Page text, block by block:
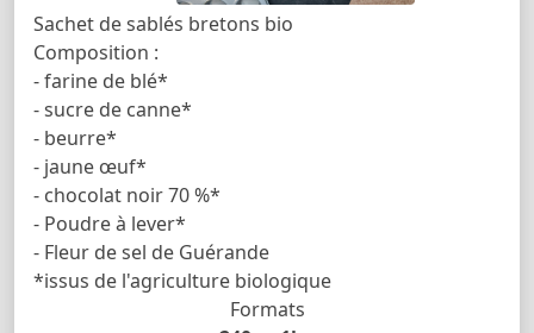
Sachet de sablés bretons bio
Composition :
- farine de blé*
- sucre de canne*
- beurre*
- jaune œuf*
- chocolat noir 70 %*
- Poudre à lever*
- Fleur de sel de Guérande
*issus de l'agriculture biologique
Formats